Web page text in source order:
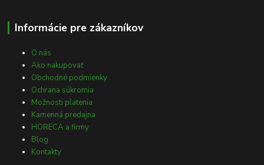
Informácie pre zákazníkov
O nás
Ako nakupovať
Obchodné podmienky
Ochrana súkromia
Možnosti platenia
Kamenná predajna
HORECA a firmy
Blog
Kontakty